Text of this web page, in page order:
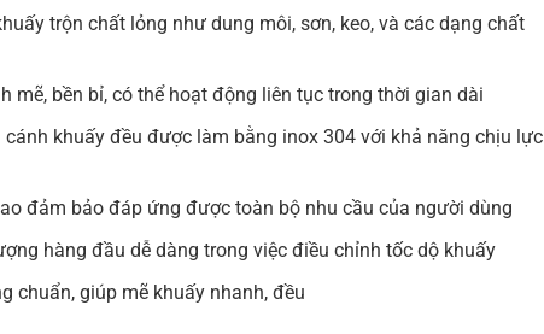
trộn chất lỏng như dung môi, sơn, keo, và các dạng chất
bền bỉ, có thể hoạt động liên tục trong thời gian dài
khuấy đều được làm bằng inox 304 với khả năng chịu lực
đảm bảo đáp ứng được toàn bộ nhu cầu của người dùng
hàng đầu dễ dàng trong việc điều chỉnh tốc dộ khuấy
chuẩn, giúp mẽ khuấy nhanh, đều